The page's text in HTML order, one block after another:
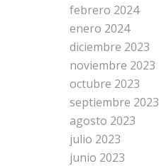
febrero 2024
enero 2024
diciembre 2023
noviembre 2023
octubre 2023
septiembre 2023
agosto 2023
julio 2023
junio 2023